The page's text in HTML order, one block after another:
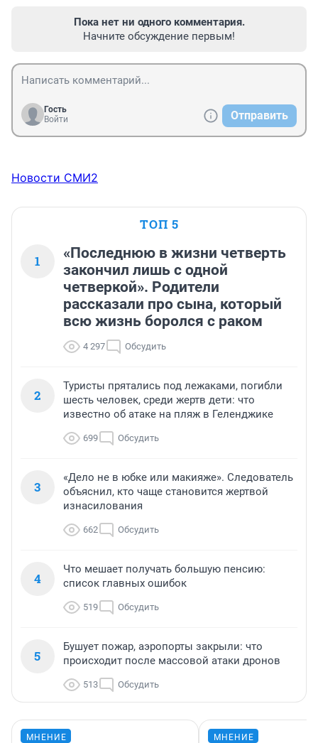
Пока нет ни одного комментария.
Начните обсуждение первым!
Гость
Войти
Отправить
Новости СМИ2
ТОП 5
1
«Последнюю в жизни четверть
закончил лишь с одной
четверкой». Родители
рассказали про сына, который
всю жизнь боролся с раком
4 297 Обсудить
2
Туристы прятались под лежаками, погибли
шесть человек, среди жертв дети: что
известно об атаке на пляж в Геленджике
699 Обсудить
3
«Дело не в юбке или макияже». Следователь
объяснил, кто чаще становится жертвой
изнасилования
662 Обсудить
4
Что мешает получать большую пенсию:
список главных ошибок
519 Обсудить
5
Бушует пожар, аэропорты закрыли: что
происходит после массовой атаки дронов
513 Обсудить
МНЕНИЕ МНЕНИЕ